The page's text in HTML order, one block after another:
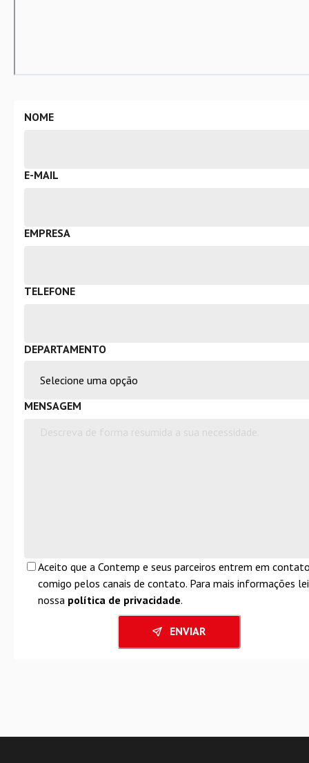
NOME
E-MAIL
EMPRESA
TELEFONE
DEPARTAMENTO
MENSAGEM
Aceito que a Contemp e seus parceiros entrem em
comigo pelos canais de contato. Para mais informações
nossa política de privacidade.
ENVIAR